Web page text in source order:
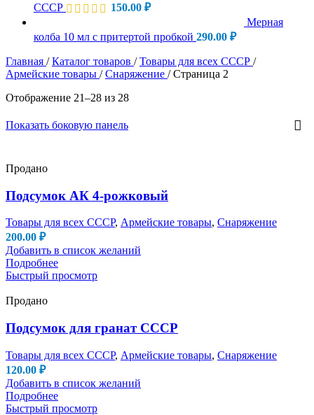
СССР
150.00 ₽
Мерная
колба 10 мл с притертой пробкой 290.00 ₽
Главная / Каталог товаров / Товары для всех СССР /
Армейские товары / Снаряжение / Страница 2
Отображение 21–28 из 28
Показать боковую панель
Продано
Подсумок АК 4-рожковый
Товары для всех СССР, Армейские товары, Снаряжение
200.00 ₽
Добавить в список желаний
Подробнее
Быстрый просмотр
Продано
Подсумок для гранат СССР
Товары для всех СССР, Армейские товары, Снаряжение
120.00 ₽
Добавить в список желаний
Подробнее
Быстрый просмотр